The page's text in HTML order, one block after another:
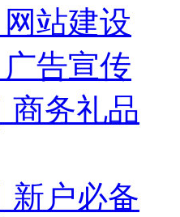
站建设
告宣传
商务礼品
新户必备